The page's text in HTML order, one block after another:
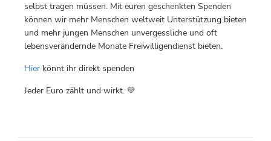
selbst tragen müssen. Mit euren geschenkten Spenden
können wir mehr Menschen weltweit Unterstützung bieten
und mehr jungen Menschen unvergessliche und oft
lebensverändernde Monate Freiwilligendienst bieten.
Hier könnt ihr direkt spenden
Jeder Euro zählt und wirkt. 💛